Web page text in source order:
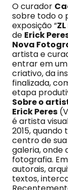
O curador
sobre todo o
exposição “
de Erick
Nova
artista e
entrar em
criativo, da
finalizada,
etapa
Sobre o
Erick Peres
é artista
2015,
centro de
galeria, onde
fotografia.
autorais,
textos,